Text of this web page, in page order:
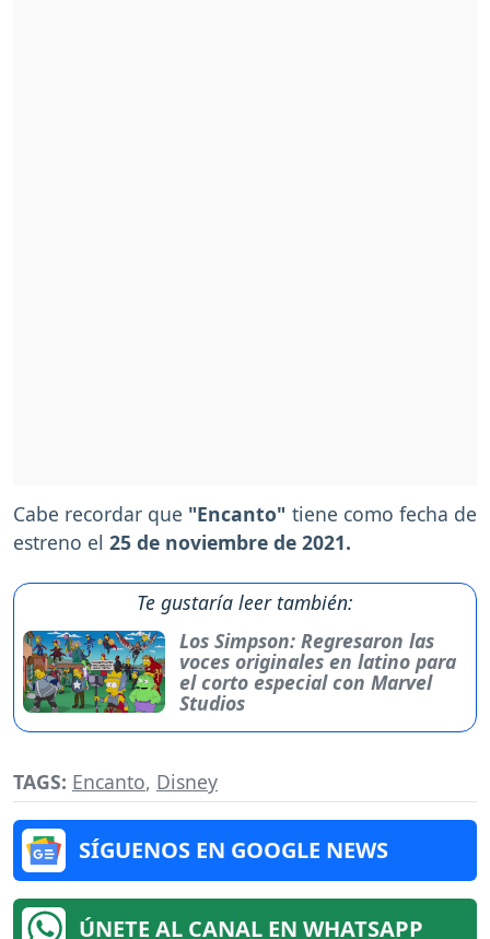
Cabe recordar que "Encanto" tiene como fecha de
estreno el 25 de noviembre de 2021.
Te gustaría leer también:
Los Simpson: Regresaron las
voces originales en latino para
el corto especial con Marvel
Studios
TAGS: Encanto, Disney
SÍGUENOS EN GOOGLE NEWS
ÚNETE AL CANAL EN WHATSAPP